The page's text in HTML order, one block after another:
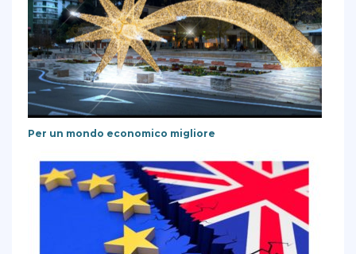
Per un mondo economico migliore